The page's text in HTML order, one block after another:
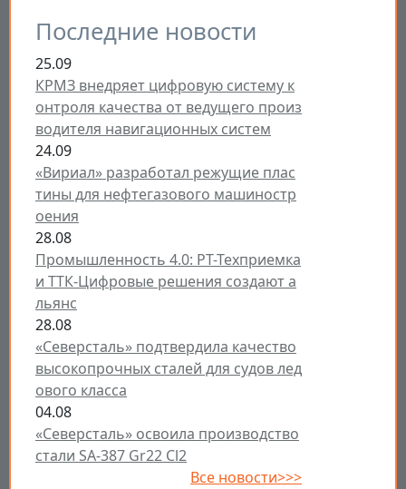
Последние новости
25.09
КРМЗ внедряет цифровую систему к
онтроля качества от ведущего произ
водителя навигационных систем
24.09
«Вириал» разработал режущие плас
тины для нефтегазового машиностр
оения
28.08
Промышленность 4.0: РТ-Техприемка
и ТТК-Цифровые решения создают а
льянс
28.08
«Северсталь» подтвердила качество
высокопрочных сталей для судов лед
ового класса
04.08
«Северсталь» освоила производство
стали SA-387 Gr22 Cl2
Все новости>>>